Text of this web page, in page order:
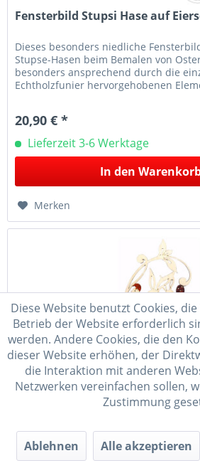
Fensterbild Stupsi Hase auf
Dieses besonders niedliche
Stupse-Hasen beim Bemalen von
besonders ansprechend durch die
Echtholzfunier hervorgehobenen
20,90 € *
Lieferzeit 3-6 Werktage
In den
Merken
Fensterbild Hase mit
Besonders niedlich ist das Design
und einzelne Echtholzfunier-
Dieses hochwertige
Erzgebirge...
Diese Website benutzt Cookies,
Betrieb der Website erforderlich
werden. Andere Cookies, die den
dieser Website erhöhen, der
die Interaktion mit anderen
Netzwerken vereinfachen sollen,
Zustimmung
Ablehnen Alle akzeptieren